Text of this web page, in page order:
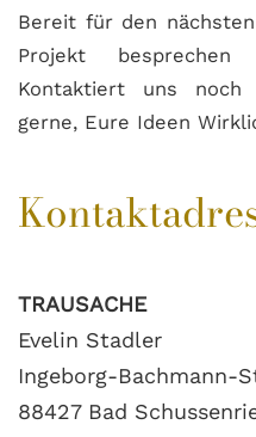
Bereit für den
Projekt
Kontaktiert uns
gerne, Eure Ideen
TRAUSACHE
Evelin Stadler
Ingeborg-Bachmann-
88427 Bad